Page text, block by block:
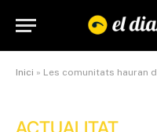
Inici » Les comunitats hauran